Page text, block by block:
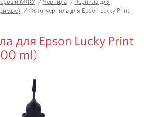
и МФУ /Чернила /Чернила для
/Фото-чернила для Epson Lucky Print
для Epson Lucky Print
ml)